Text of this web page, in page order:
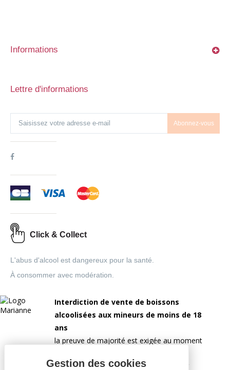
Informations
Lettre d'informations
Abonnez-vous
Click & Collect
L'abus d'alcool est dangereux pour la santé.
À consommer avec modération.
Interdiction de vente de boissons
alcoolisées aux mineurs de moins de 18
ans
la preuve de majorité est exigée au moment
CODE DE LA SANTÉ PUBLIQUE, ART.L 3342-1 ET